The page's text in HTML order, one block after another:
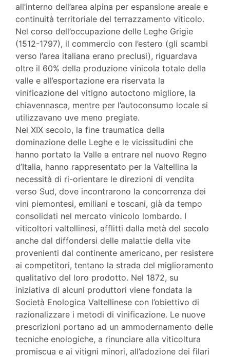
all’interno dell’area alpina per espansione areale e
continuità territoriale del terrazzamento viticolo.
Nel corso dell’occupazione delle Leghe Grigie
(1512-1797), il commercio con l’estero (gli scambi
verso l’area italiana erano preclusi), riguardava
oltre il 60% della produzione vinicola totale della
valle e all’esportazione era riservata la
vinificazione del vitigno autoctono migliore, la
chiavennasca, mentre per l’autoconsumo locale si
utilizzavano uve meno pregiate.
Nel XIX secolo, la fine traumatica della
dominazione delle Leghe e le vicissitudini che
hanno portato la Valle a entrare nel nuovo Regno
d’Italia, hanno rappresentato per la Valtellina la
necessità di ri-orientare le direzioni di vendita
verso Sud, dove incontrarono la concorrenza dei
vini piemontesi, emiliani e toscani, già da tempo
consolidati nel mercato vinicolo lombardo. I
viticoltori valtellinesi, afflitti dalla metà del secolo
anche dal diffondersi delle malattie della vite
provenienti dal continente americano, per resistere
ai competitori, tentano la strada del miglioramento
qualitativo del loro prodotto. Nel 1872, su
iniziativa di alcuni produttori viene fondata la
Società Enologica Valtellinese con l’obiettivo di
razionalizzare i metodi di vinificazione. Le nuove
prescrizioni portano ad un ammodernamento delle
tecniche enologiche, a rinunciare alla viticoltura
promiscua e ai vitigni minori, all’adozione dei filari